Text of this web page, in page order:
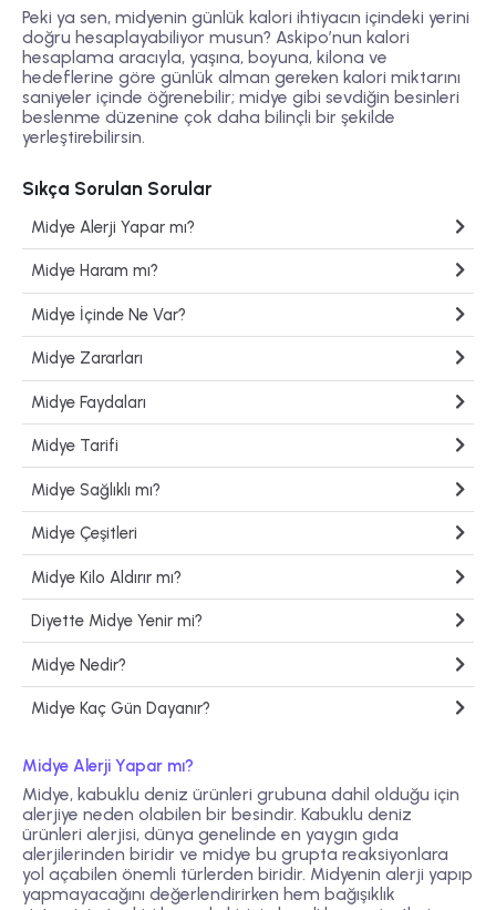
Peki ya sen, midyenin günlük kalori ihtiyacın içindeki yerini
doğru hesaplayabiliyor musun? Askipo’nun kalori
hesaplama aracıyla, yaşına, boyuna, kilona ve
hedeflerine göre günlük alman gereken kalori miktarını
saniyeler içinde öğrenebilir; midye gibi sevdiğin besinleri
beslenme düzenine çok daha bilinçli bir şekilde
yerleştirebilirsin.
Sıkça Sorulan Sorular
Midye Alerji Yapar mı?
Midye Haram mı?
Midye İçinde Ne Var?
Midye Zararları
Midye Faydaları
Midye Tarifi
Midye Sağlıklı mı?
Midye Çeşitleri
Midye Kilo Aldırır mı?
Diyette Midye Yenir mi?
Midye Nedir?
Midye Kaç Gün Dayanır?
Midye Alerji Yapar mı?
Midye, kabuklu deniz ürünleri grubuna dahil olduğu için
alerjiye neden olabilen bir besindir. Kabuklu deniz
ürünleri alerjisi, dünya genelinde en yaygın gıda
alerjilerinden biridir ve midye bu grupta reaksiyonlara
yol açabilen önemli türlerden biridir. Midyenin alerji yapıp
yapmayacağını değerlendirirken hem bağışıklık